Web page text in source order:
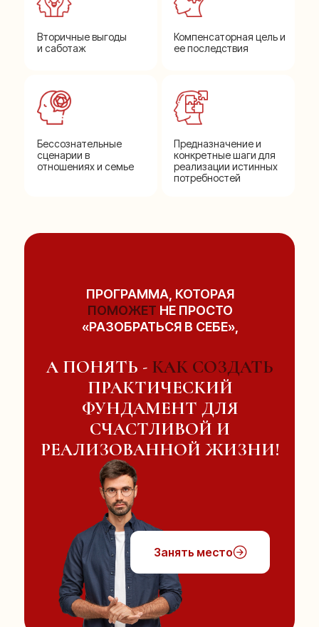
Вторичные выгоды
и саботаж
Компенсаторная цель и
ее последствия
Бессознательные
сценарии в
отношениях и семье
Предназначение и
конкретные шаги для
реализации истинных
потребностей
А ПОНЯТЬ - КАК СОЗДАТЬ
ПРАКТИЧЕСКИЙ
ФУНДАМЕНТ ДЛЯ
СЧАСТЛИВОЙ И
РЕАЛИЗОВАННОЙ ЖИЗНИ!
ПРОГРАММА, КОТОРАЯ
ПОМОЖЕТ НЕ ПРОСТО
«РАЗОБРАТЬСЯ В СЕБЕ»,
Занять место